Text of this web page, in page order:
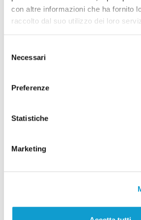
con altre informazioni che ha fornito
raccolto dal suo utilizzo dei loro
delNecessari
Preferenze
Statistiche
Marketing
Frontone - Incidente sulla
424 della Valcesano: